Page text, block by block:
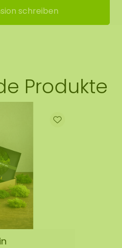
schreiben
Produkte